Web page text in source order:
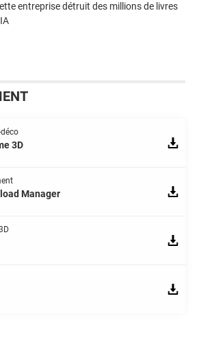
entreprise détruit des millions de livres
3D
Manager